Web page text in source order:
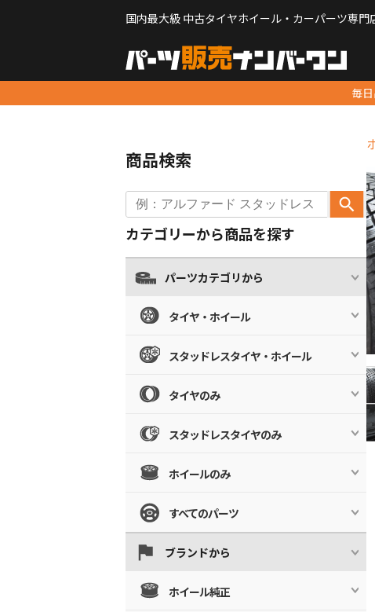
国内最大級 中古タイヤホイール・カーパーツ専門
毎
商品検索
カテゴリーから商品を探す
パーツカテゴリから
タイヤ・ホイール
スタッドレスタイヤ・ホイール
タイヤのみ
スタッドレスタイヤのみ
ホイールのみ
すべてのパーツ
ブランドから
ホイール純正